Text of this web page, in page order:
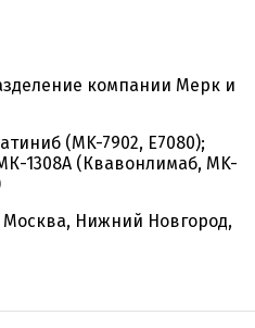
компании Мерк и
(MK-7902, E7080);
1308А (Квавонлимаб, MK-
Москва, Нижний Новгород,